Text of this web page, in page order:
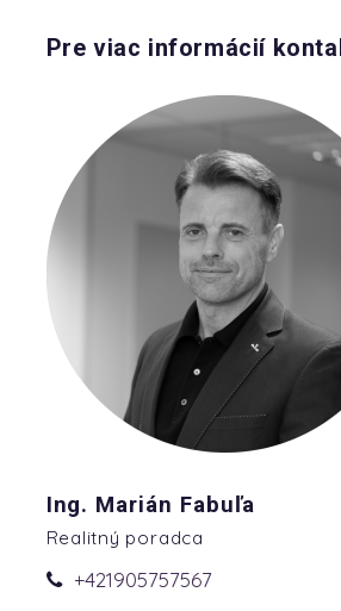
Pre viac informácií
Ing. Marián Fabuľa
Realitný poradca
+421905757567